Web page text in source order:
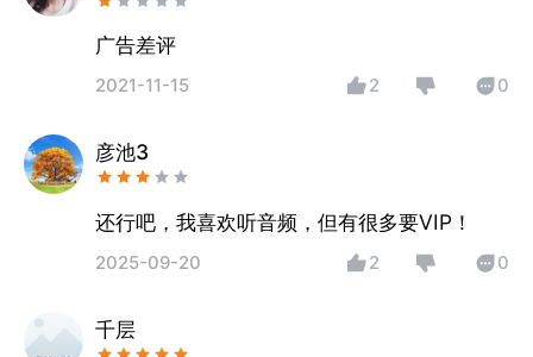
广告差评
2021-11-15 2 0
彦池3
还行吧，我喜欢听音频，但有很多要VIP！
2025-09-20 2 0
千层